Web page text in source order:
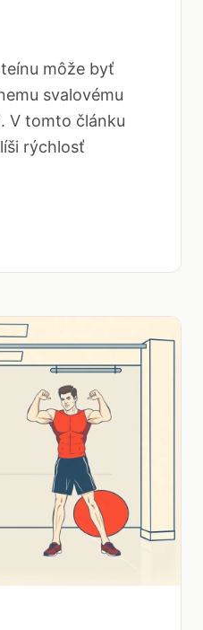
môže byť
svalovému
V tomto článku
rýchlosť